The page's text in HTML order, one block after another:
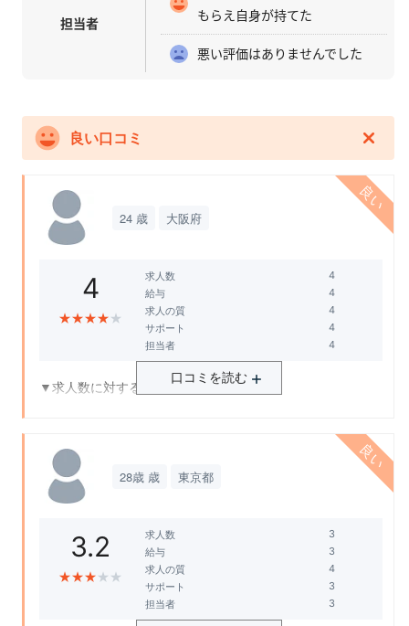
担当者
もらえ自身が持てた
悪い評価はありませんでした
良い口コミ
24 歳 大阪府
4
★★★★★
求人数
給与
求人の質
サポート
担当者
▼求人数に対する満足度について
▼給与の満足度について
給与も他のサイトよりも良い条件で提示されていると感じ
▼求人の質の満足度について
求人の質も高くて、詳細な情報や口コミが見られるので、
安心して応募できました。
口コミを読む
28歳 歳 東京都
3.2
★★★★ ★
求人数
給与
求人の質
サポート
担当者